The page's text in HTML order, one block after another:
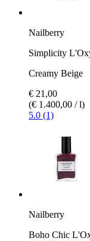
Nailberry
Simplicity
Creamy Beige
€ 21,00
(€ 1.400,00 / l)
5.0 (1)
Nailberry
Boho Chic